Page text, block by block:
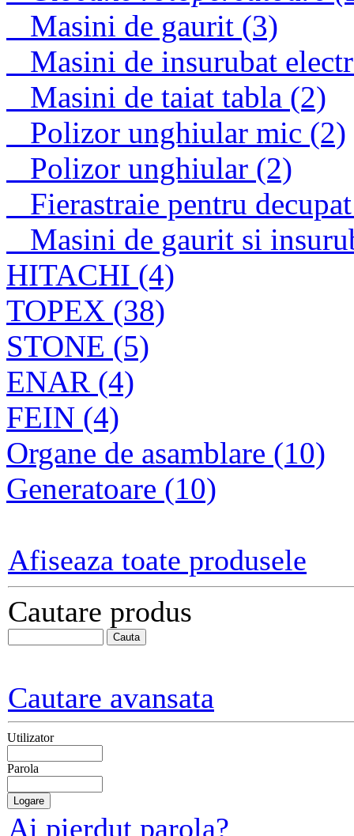
Masini de gaurit (3)
Masini de insurubat
Masini de taiat tabla (2)
Polizor unghiular mic (2)
Polizor unghiular (2)
Fierastraie pentru
Masini de gaurit si
HITACHI (4)
TOPEX (38)
STONE (5)
ENAR (4)
FEIN (4)
Organe de asamblare (10)
Generatoare (10)
Afiseaza toate produsele
Cautare produs
Cautare avansata
Utilizator
Parola
Ai pierdut parola?